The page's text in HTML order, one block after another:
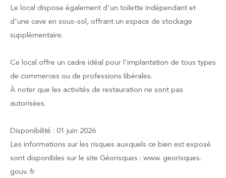
Le local dispose également d'un toilette indépendant et
d'une cave en sous-sol, offrant un espace de stockage
supplémentaire.
Ce local offre un cadre idéal pour l'implantation de tous types
de commerces ou de professions libérales.
À noter que les activités de restauration ne sont pas
autorisées.
Disponibilité : 01 juin 2026
Les informations sur les risques auxquels ce bien est exposé
sont disponibles sur le site Géorisques : www. georisques.
gouv. fr